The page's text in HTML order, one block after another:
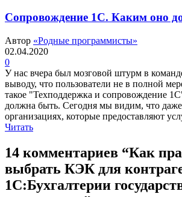
Сопровождение 1С. Каким оно
Автор «Родные программисты»
02.04.2020
0
У нас вчера был мозговой штурм в
выводу, что пользователи не в полной
такое "Техподдержка и сопровождение
должна быть. Сегодня мы видим, что
организациях, которые предоставляют
Читать
14 комментариев “Как
выбрать КЭК для
1С:Бухгалтерии